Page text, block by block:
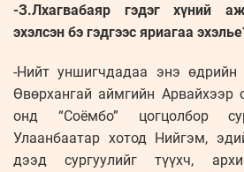
-З.Лхагвабаяр гэдэг хүний
эхэлсэн бэ гэдгээс яриагаа
-Нийт уншигчдадаа энэ өдрийн
Өвөрхангай аймгийн Арвайхээр
онд “Соёмбо” цогцолбор
Улаанбаатар хотод Нийгэм,
дээд сургуулийг түүхч,